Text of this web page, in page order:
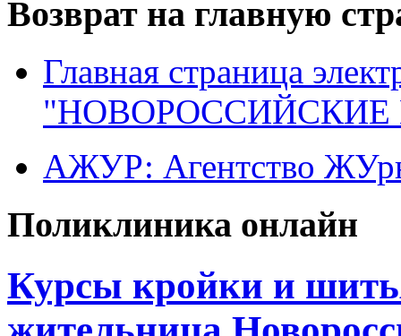
Возврат на главную
Главная страница
"НОВОРОССИЙСКИЕ
АЖУР: Агентство
Поликлиника онлайн
Курсы кройки и